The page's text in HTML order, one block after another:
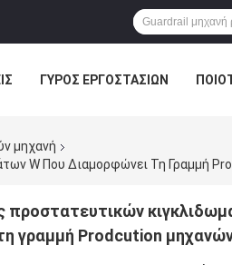
ΓΎΡΟΣ ΕΡΓΟΣΤΑΣΊΩΝ
μηχανή
W Που Διαμορφώνει Τη Γραμμή
προστατευτικών
γραμμή Prodcution